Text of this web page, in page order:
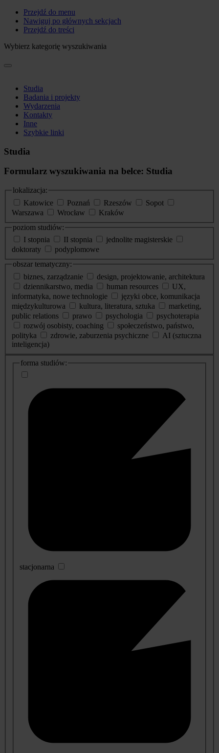
Przejdź do menu
Nawiguj po głównych sekcjach
Przejdź do treści
Wybierz kategorię wyszukiwania
Studia
Badania i projekty
Wydarzenia
Kontakty
Inne
Szybkie linki
Studia
Formularz wyszukiwania na belce: Studia
lokalizacja:
Katowice
Poznań Rzeszów
Sopot
Warszawa
Wrocław
Kraków
poziom studiów:
I stopnia
II stopnia
jednolite magisterskie
doktoraty
podyplomowe
obszar tematyczny:
biznes, zarządzanie
design, projektowanie, architektura
dziennikarstwo, media
human resources
UX,
informatyka, nowe technologie
języki obce, komunikacja
międzykulturowa
kultura, literatura, sztuka
marketing,
public relations
prawo psychologia
psychoterapia
rozwój osobisty, coaching
społeczeństwo, państwo,
polityka
zdrowie, zaburzenia psychiczne
AI (sztuczna
inteligencja)
dodatkowe
informacje
forma studiów:
stacjonarna